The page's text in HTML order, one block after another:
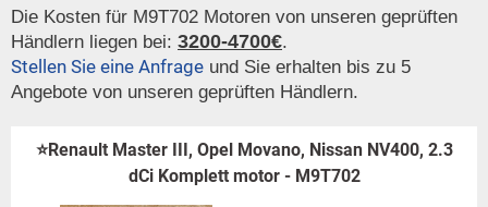
Die Kosten für M9T702 Motoren von unseren geprüften
Händlern liegen bei: 3200-4700€.
Stellen Sie eine Anfrage und Sie erhalten bis zu 5
Angebote von unseren geprüften Händlern.
⭐Renault Master III, Opel Movano, Nissan NV400, 2.3
dCi Komplett motor - M9T702